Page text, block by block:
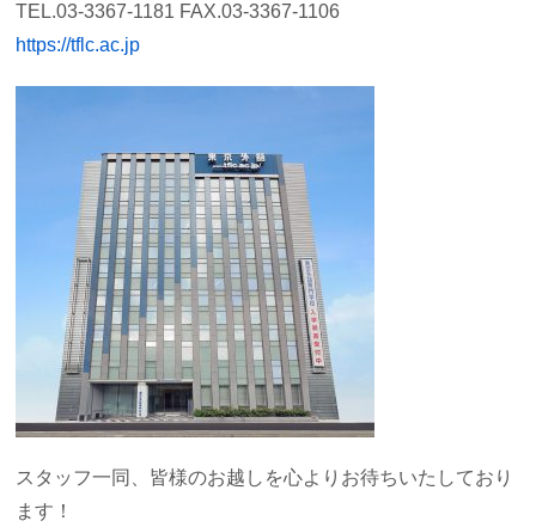
TEL.03-3367-1181 FAX.03-3367-1106
https://tflc.ac.jp
スタッフ一同、皆様のお越しを心よりお待ちいたしており
ます！